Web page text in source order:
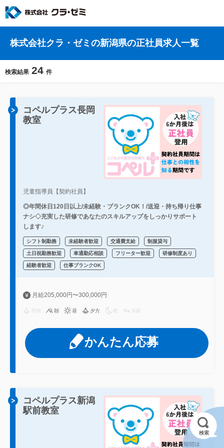
株式会社クラ・ゼミの新潟県の正社員求人一覧
検索結果 24 件
コペルプラス長岡
教室
児童指導員【契約社員】
◎年間休日120日以上/未経験・ブランクOK！/送迎・持ち帰り仕事
ナシ◇充実した研修であなたのスキルアップをしっかりサポート
します♪
シフト制勤務 未経験者歓迎 交通費支給 制服貸与
土日祝勤務歓迎 車通勤応相談 フリーター歓迎 研修制度あり
経験者歓迎 仕事ブランクOK
月給205,000円〜300,000円
朝 昼 夕方 夜 深夜
かんたん応募
コペルプラス新潟
駅前教室
検索